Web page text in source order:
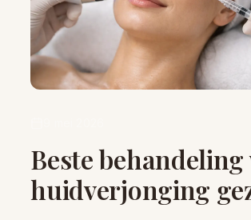
Beste
huidverjonging